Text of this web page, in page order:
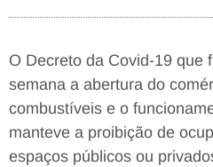
O Decreto da Covid-19 que
semana a abertura do
combustíveis e o
manteve a proibição de
espaços públicos ou